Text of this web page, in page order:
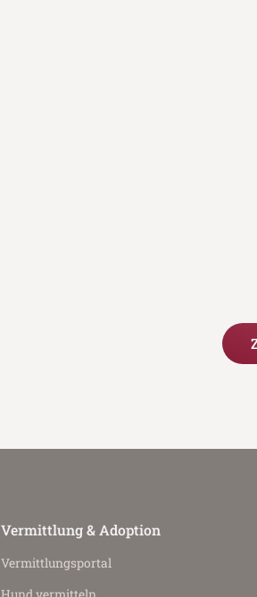
Vermittlung & Adoption
Vermittlungs­portal